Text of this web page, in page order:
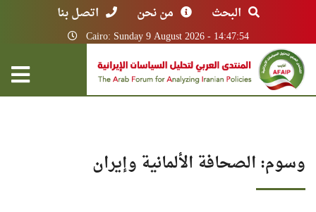
البحث من نحن اتصل بنا
Cairo: Sunday 9 August 2026 - 14:47:54
وسوم: الصحافة الألمانية وإيران